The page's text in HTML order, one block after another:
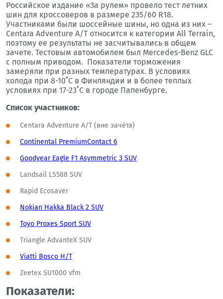
Российское издание «За рулем» провело тест летних
шин для кроссоверов в размере 235/60 R18.
Участниками были шоссейные шины, но одна из них –
Centara Adventure A/T относится к категории All Terrain,
поэтому ее результаты не засчитывались в общем
зачете. Тестовым автомобилем был Mercedes-Benz GLC
с полным приводом. Показатели торможения
замеряли при разных температурах. В условиях
холода при 8-10˚С в Финляндии и в более теплых
условиях при 17-23˚С в городе Папенбурге.
Список участников:
Centara Adventure A/T (вне зачёта)
Continental PremiumContact 6
Goodyear Eagle F1 Asymmetric 3 SUV
Landsail LS588 SUV
Rapid Ecosaver
Nokian Hakka Black 2 SUV
Toyo Proxes Sport SUV
Triangle AdvanteX SUV
Viatti Bosco H/T
Zeetex SU1000 vfm
Показатели: